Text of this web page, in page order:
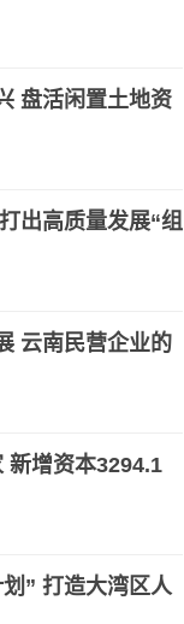
盘活闲置土地资
出高质量发展“组
云南民营企业的
新增资本3294.1
” 打造大湾区人